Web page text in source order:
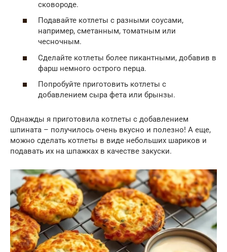
сковороде.
Подавайте котлеты с разными соусами,
например, сметанным, томатным или
чесночным.
Сделайте котлеты более пикантными, добавив в
фарш немного острого перца.
Попробуйте приготовить котлеты с
добавлением сыра фета или брынзы.
Однажды я приготовила котлеты с добавлением
шпината – получилось очень вкусно и полезно! А еще,
можно сделать котлеты в виде небольших шариков и
подавать их на шпажках в качестве закуски.